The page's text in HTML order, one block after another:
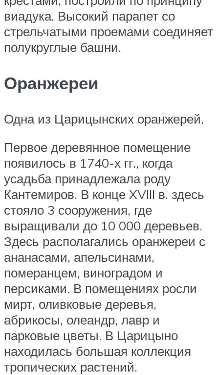
виадука. Высокий парапет со
стрельчатыми проемами соединяет
полукруглые башни.
Оранжереи
Одна из Царицынских оранжерей.
Первое деревянное помещение
появилось в 1740-х гг., когда
усадьба принадлежала роду
Кантемиров. В конце XVIII в. здесь
стояло 3 сооружения, где
выращивали до 10 000 деревьев.
Здесь располагались оранжереи с
ананасами, апельсинами,
померанцем, виноградом и
персиками. В помещениях росли
мирт, оливковые деревья,
абрикосы, олеандр, лавр и
парковые цветы. В Царицыно
находилась большая коллекция
тропических растений.